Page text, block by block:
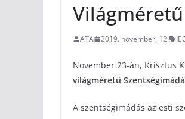
ATA 2019. november. 12.
November 23-án, Krisztus
világméretű
A szentségimádás az esti